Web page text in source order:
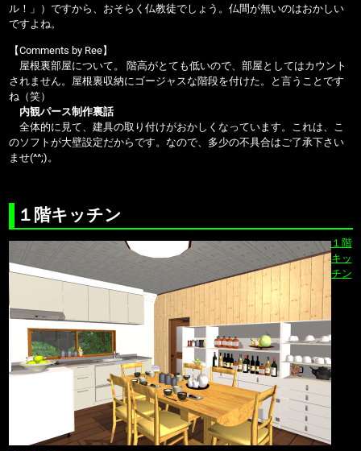
ル！」）ですから、おそらく仏教徒でしょう。仏間が無いのはおかしい
ですよね。
【Comments by Ree】
屋根裏部屋について。 階高がとても低いので、部屋としてはカウント
されません。屋根裏収納にゴージャスな階段を付けた。と言うことです
ね（笑）
内観パース制作裏話
全体的に見て、建具の取り付けがおかしくなっています。これは、こ
のソフトが大壁設定だからです。なので、多少の不具合はご了承下さい
ませ(^^;)。
１階キッチン
１階
キッ
チン